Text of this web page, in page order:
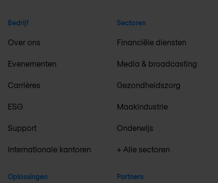
Bedrijf
Over ons
Evenementen
Carrières
ESG
Support
Internationale kantoren
Oplossingen
Sectoren
Financiële diensten
Media & broadcasting
Gezondheidszorg
Maakindustrie
Onderwijs
+ Alle sectoren
Partners